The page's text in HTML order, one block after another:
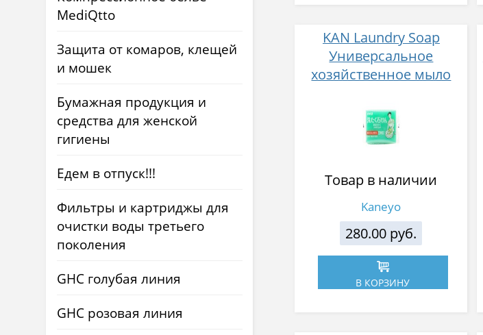
MediQtto
Защита от комаров, клещей
и мошек
Бумажная продукция и
средства для женской
гигиены
Едем в отпуск!!!
Фильтры и картриджы для
очистки воды третьего
поколения
GHC голубая линия
GHC розовая линия
KAN Laundry Soap
Универсальное
хозяйственное мыло
загрязнений 150 г
Товар в наличии
Kaneyo
280.00 руб.
В КОРЗИНУ